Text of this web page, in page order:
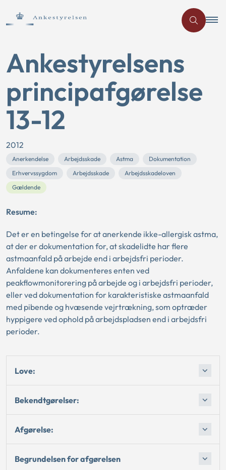
Ankestyrelsens
principafgørelse
13-12
2012
Anerkendelse Arbejdsskade Astma
Dokumentation
Erhvervssygdom
Arbejdsskade
Arbejdsskadeloven
Gældende
Resume:
Det er en betingelse for at anerkende ikke-allergisk astma,
at der er dokumentation for, at skadelidte har flere
astmaanfald på arbejde end i arbejdsfri perioder.
Anfaldene kan dokumenteres enten ved
peakflowmonitorering på arbejde og i arbejdsfri perioder,
eller ved dokumentation for karakteristiske astmaanfald
med pibende og hvæsende vejrtrækning, som optræder
hyppigere ved ophold på arbejdspladsen end i arbejdsfri
perioder.
Love:
Bekendtgørelser:
Afgørelse:
Begrundelsen for afgørelsen